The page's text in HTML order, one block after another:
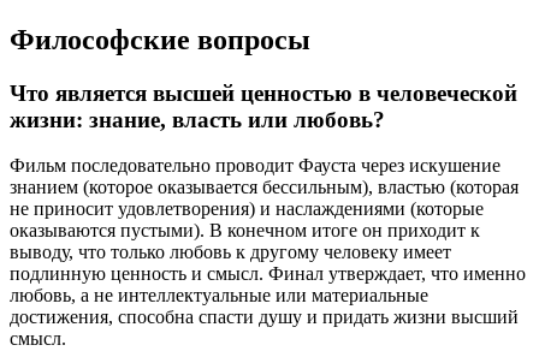
Философские вопросы
Что является высшей ценностью в человеческой
жизни: знание, власть или любовь?
Фильм последовательно проводит Фауста через искушение
знанием (которое оказывается бессильным), властью (которая
не приносит удовлетворения) и наслаждениями (которые
оказываются пустыми). В конечном итоге он приходит к
выводу, что только любовь к другому человеку имеет
подлинную ценность и смысл. Финал утверждает, что именно
любовь, а не интеллектуальные или материальные
достижения, способна спасти душу и придать жизни высший
смысл.